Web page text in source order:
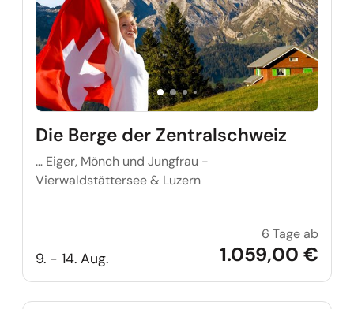
Die Berge der Zentralschweiz
… Eiger, Mönch und Jungfrau -
Vierwaldstättersee & Luzern
9. - 14. Aug.
Die
6 Tage ab
1.059,00 €